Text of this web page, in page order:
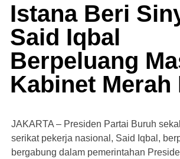
Istana Beri
Said Iqbal
Berpeluang
Kabinet Merah
JAKARTA – Presiden Partai Buruh
serikat pekerja nasional, Said Iqbal,
bergabung dalam pemerintahan